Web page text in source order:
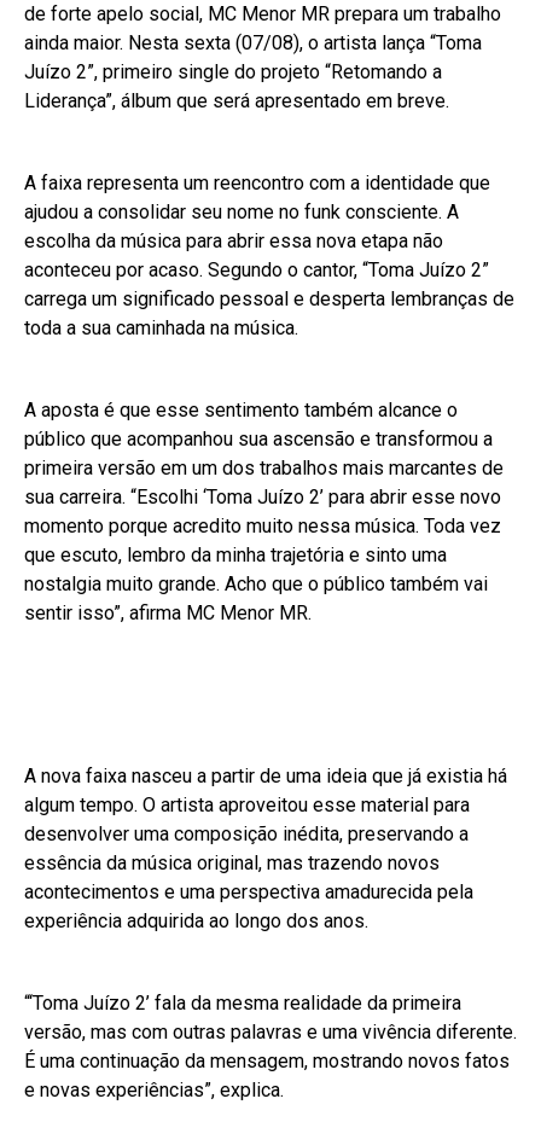
de forte apelo social, MC Menor MR prepara um trabalho
ainda maior. Nesta sexta (07/08), o artista lança “Toma
Juízo 2”, primeiro single do projeto “Retomando a
Liderança”, álbum que será apresentado em breve.
A faixa representa um reencontro com a identidade que
ajudou a consolidar seu nome no funk consciente. A
escolha da música para abrir essa nova etapa não
aconteceu por acaso. Segundo o cantor, “Toma Juízo 2”
carrega um significado pessoal e desperta lembranças de
toda a sua caminhada na música.
A aposta é que esse sentimento também alcance o
público que acompanhou sua ascensão e transformou a
primeira versão em um dos trabalhos mais marcantes de
sua carreira. “Escolhi ‘Toma Juízo 2’ para abrir esse novo
momento porque acredito muito nessa música. Toda vez
que escuto, lembro da minha trajetória e sinto uma
nostalgia muito grande. Acho que o público também vai
sentir isso”, afirma MC Menor MR.
A nova faixa nasceu a partir de uma ideia que já existia há
algum tempo. O artista aproveitou esse material para
desenvolver uma composição inédita, preservando a
essência da música original, mas trazendo novos
acontecimentos e uma perspectiva amadurecida pela
experiência adquirida ao longo dos anos.
“‘Toma Juízo 2’ fala da mesma realidade da primeira
versão, mas com outras palavras e uma vivência diferente.
É uma continuação da mensagem, mostrando novos fatos
e novas experiências”, explica.